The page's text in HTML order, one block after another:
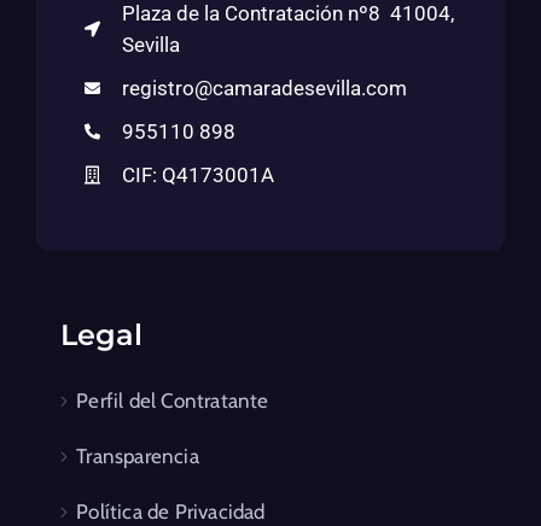
Plaza de la Contratación nº8 41004,
Sevilla
registro@camaradesevilla.com
955110 898
CIF: Q4173001A
Legal
Perfil del Contratante
Transparencia
Política de Privacidad